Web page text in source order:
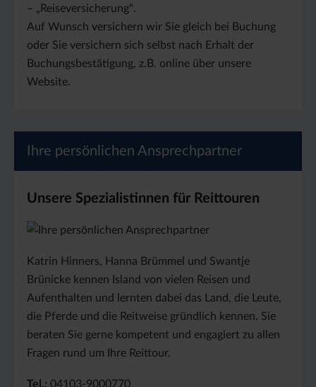
– „Reiseversicherung“.
Auf Wunsch versichern wir Sie gleich bei Buchung
oder Sie versichern sich selbst nach Erhalt der
Buchungsbestätigung, z.B. online über unsere
Website.
Ihre persönlichen Ansprechpartner
Unsere Spezialistinnen für Reittouren
Katrin Hinners, Hanna Brümmel und Swantje
Brünicke kennen Island von vielen Reisen und
Aufenthalten und lernten dabei das Land, die Leute,
die Pferde und die Reitweise gründlich kennen. Sie
beraten Sie gerne kompetent und engagiert zu allen
Fragen rund um Ihre Reittour.
Tel.: 04103-9000770